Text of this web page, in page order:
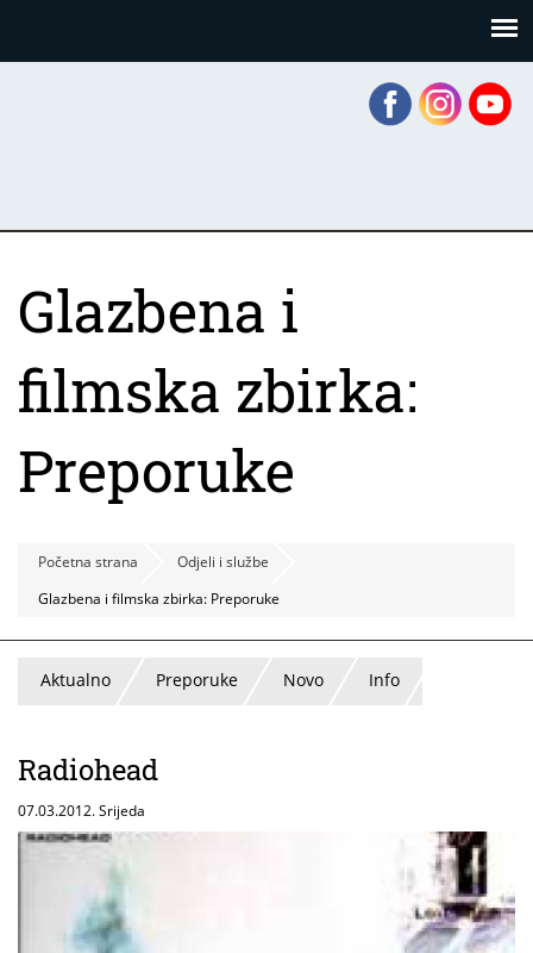
Glazbena i
filmska zbirka:
Preporuke
Početna strana
Odjeli i službe
Glazbena i filmska zbirka: Preporuke
Aktualno Preporuke Novo Info
Radiohead
07.03.2012. Srijeda